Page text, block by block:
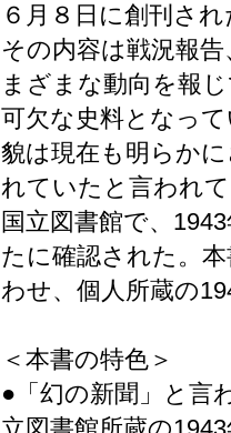
６月８日に創刊さ
その内容は戦況報
まざまな動向を報
可欠な史料となっ
貌は現在も明らか
れていたと言われ
国立図書館で、
たに確認された。
わせ、個人所蔵の
＜本書の特色＞
●「幻の新聞」と言